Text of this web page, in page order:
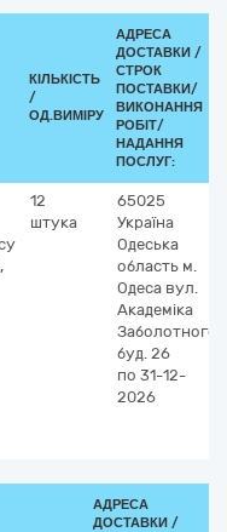
КІЛЬКІСТЬ
/
ОД.ВИМІРУ
АДРЕСА
ДОСТАВКИ /
СТРОК
ПОСТАВКИ/
ВИКОНАННЯ
РОБІТ/
НАДАННЯ
ПОСЛУГ:
12
штука
65025
Україна
Одеська
область м.
Одеса вул.
Академіка
Заболотного,
буд. 26
по 31-12-
2026
АДРЕСА
ДОСТАВКИ /